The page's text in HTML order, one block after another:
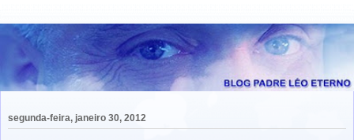
segunda-feira, janeiro 30, 2012